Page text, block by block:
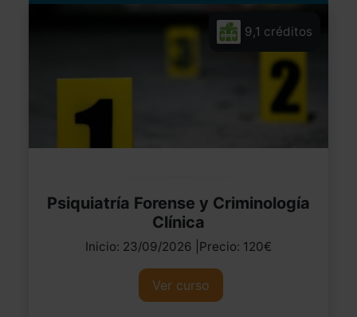
9,1 créditos
Psiquiatría Forense y Criminología
Clínica
Inicio: 23/09/2026 |Precio: 120€
Ver curso